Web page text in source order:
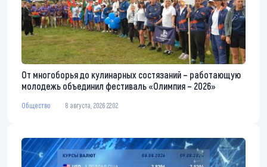
От многоборья до кулинарных состязаний – работающую
молодежь объединил фестиваль «Олимпия – 2026»
Общество 8 августа, 2026 22:02